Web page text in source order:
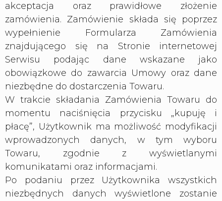
akceptacja oraz prawidłowe złożenie
zamówienia. Zamówienie składa się poprzez
wypełnienie Formularza Zamówienia
znajdującego się na Stronie internetowej
Serwisu podając dane wskazane jako
obowiązkowe do zawarcia Umowy oraz dane
niezbędne do dostarczenia Towaru.
W trakcie składania Zamówienia Towaru do
momentu naciśnięcia przycisku „kupuję i
płacę”, Użytkownik ma możliwość modyfikacji
wprowadzonych danych, w tym wyboru
Towaru, zgodnie z wyświetlanymi
komunikatami oraz informacjami.
Po podaniu przez Użytkownika wszystkich
niezbędnych danych wyświetlone zostanie